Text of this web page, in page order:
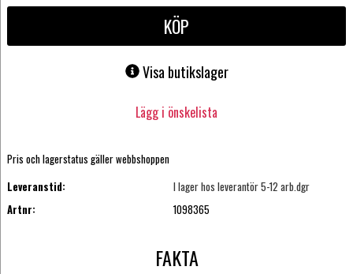
KÖP
Visa butikslager
Lägg i önskelista
Pris och lagerstatus gäller webbshoppen
Leveranstid:
I lager hos leverantör 5-12 arb.dgr
Artnr:
1098365
FAKTA